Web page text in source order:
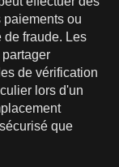
ou
de fraude. Les
de vérification
lors d'un
que